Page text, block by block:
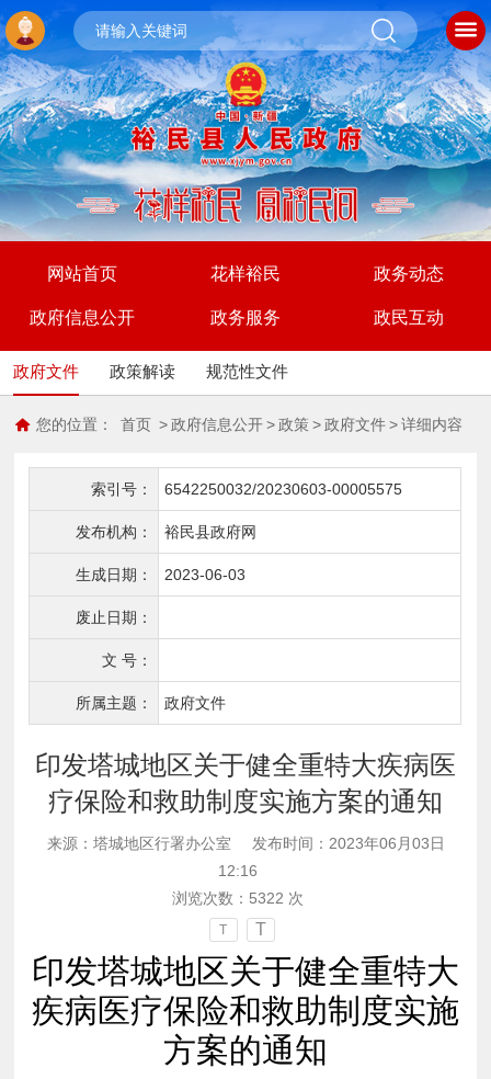
网站首页 花样裕民 政务动态
政府信息公开 政务服务 政民互动
政府文件 政策解读 规范性文件
您的位置： 首页 > 政府信息公开 > 政策 > 政府文件 > 详细内容
索引号： 6542250032/20230603-00005575
发布机构： 裕民县政府网
生成日期： 2023-06-03
废止日期：
文 号：
所属主题： 政府文件
印发塔城地区关于健全重特大疾病医
疗保险和救助制度实施方案的通知
来源：塔城地区行署办公室
发布时间：2023年06月03日
12:16
浏览次数： 5322 次
T T
印发塔城地区关于健全重特大
疾病医疗保险和救助制度实施
方案的通知